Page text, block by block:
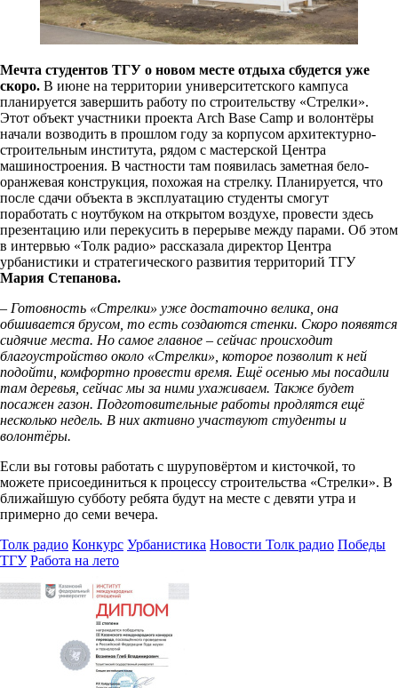
Мечта студентов ТГУ о новом месте отдыха сбудется уже
скоро. В июне на территории университетского кампуса
планируется завершить работу по строительству «Стрелки».
Этот объект участники проекта Arch Base Сamp и волонтёры
начали возводить в прошлом году за корпусом архитектурно-
строительным института, рядом с мастерской Центра
машиностроения. В частности там появилась заметная бело-
оранжевая конструкция, похожая на стрелку. Планируется, что
после сдачи объекта в эксплуатацию студенты смогут
поработать с ноутбуком на открытом воздухе, провести здесь
презентацию или перекусить в перерыве между парами. Об этом
в интервью «Толк радио» рассказала директор Центра
урбанистики и стратегического развития территорий ТГУ
Мария Степанова.
– Готовность «Стрелки» уже достаточно велика, она
обшивается брусом, то есть создаются стенки. Скоро появятся
сидячие места. Но самое главное – сейчас происходит
благоустройство около «Стрелки», которое позволит к ней
подойти, комфортно провести время. Ещё осенью мы посадили
там деревья, сейчас мы за ними ухаживаем. Также будет
посажен газон. Подготовительные работы продлятся ещё
несколько недель. В них активно участвуют студенты и
волонтёры.
Если вы готовы работать с шуруповёртом и кисточкой, то
можете присоединиться к процессу строительства «Стрелки». В
ближайшую субботу ребята будут на месте с девяти утра и
примерно до семи вечера.
Толк радио Конкурс Урбанистика Новости Толк радио Победы
ТГУ Работа на лето